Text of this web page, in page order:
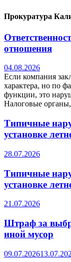
Прокуратура
отношения
04.08.2026
Если компания
характера, но по
функции, это
Налоговые
Типичные
установке
28.07.2026
Типичные
установке
21.07.2026
Штраф за
иной мусор
09.07.2026